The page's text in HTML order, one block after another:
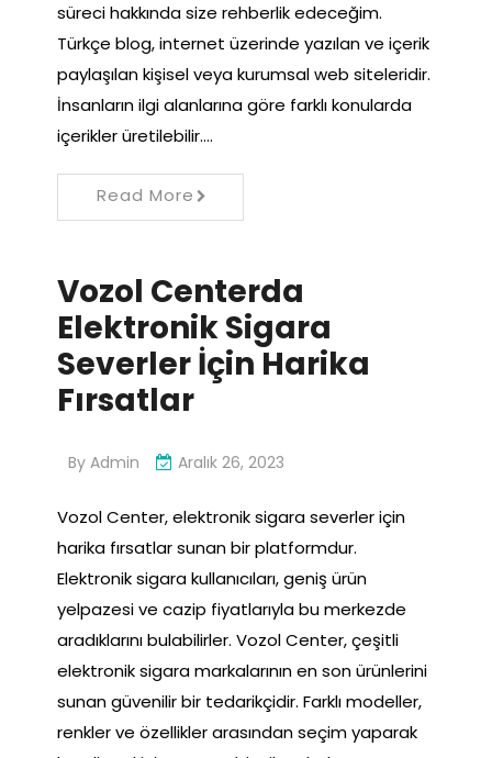
süreci hakkında size rehberlik edeceğim.
Türkçe blog, internet üzerinde yazılan ve içerik
paylaşılan kişisel veya kurumsal web siteleridir.
İnsanların ilgi alanlarına göre farklı konularda
içerikler üretilebilir.…
Read More
Vozol Centerda
Elektronik Sigara
Severler İçin Harika
Fırsatlar
By Admin Aralık 26, 2023
Vozol Center, elektronik sigara severler için
harika fırsatlar sunan bir platformdur.
Elektronik sigara kullanıcıları, geniş ürün
yelpazesi ve cazip fiyatlarıyla bu merkezde
aradıklarını bulabilirler. Vozol Center, çeşitli
elektronik sigara markalarının en son ürünlerini
sunan güvenilir bir tedarikçidir. Farklı modeller,
renkler ve özellikler arasından seçim yaparak